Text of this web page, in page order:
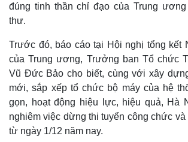
đúng tinh thần chỉ đạo của Trung
thư.
Trước đó, báo cáo tại Hội nghị tổng kết
của Trung ương, Trưởng ban Tổ chức
Vũ Đức Bảo cho biết, cùng với xây
mới, sắp xếp tổ chức bộ máy của hệ
gọn, hoạt động hiệu lực, hiệu quả, Hà
nghiêm việc dừng thi tuyển công chức
từ ngày 1/12 năm nay.